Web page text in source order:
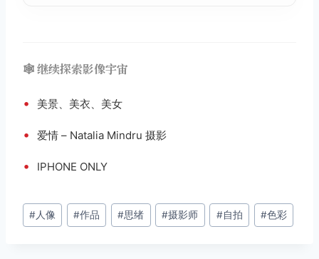
🕸️ 继续探索影像宇宙
• 美景、美衣、美女
• 爱情 – Natalia Mindru 摄影
• IPHONE ONLY
文
章
#人像 #作品 #思绪 #摄影师 #自拍 #色彩